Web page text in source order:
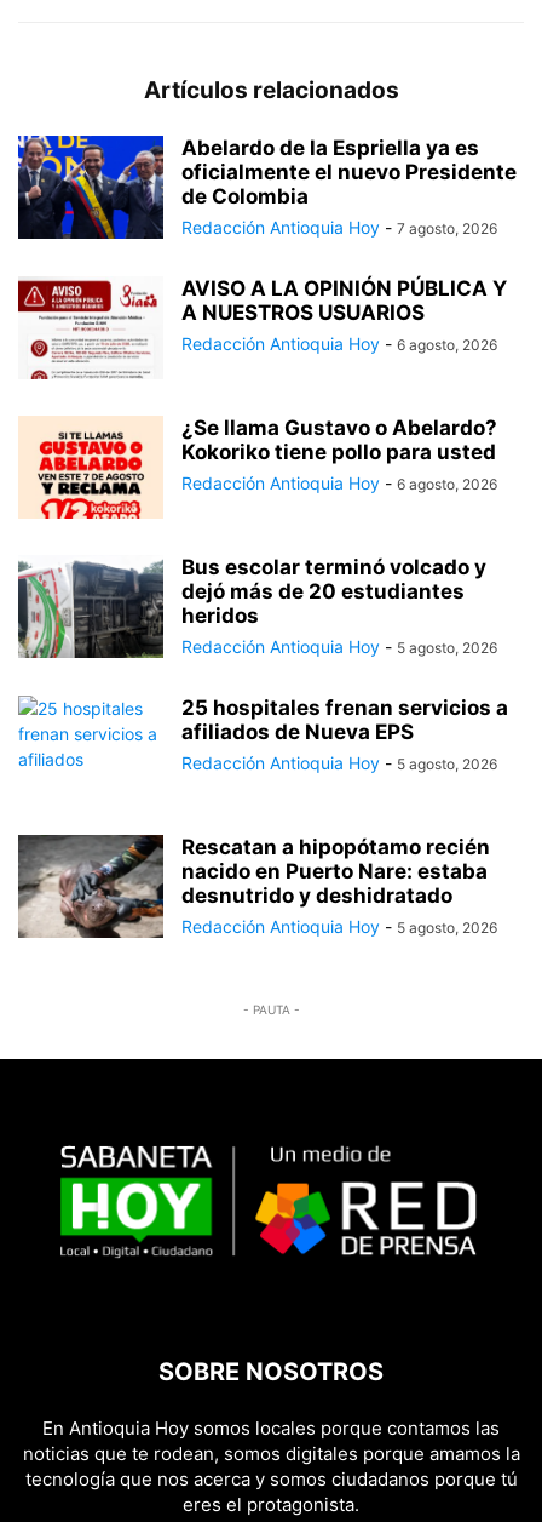
Artículos relacionados
Abelardo de la Espriella ya es
oficialmente el nuevo Presidente
de Colombia
Redacción Antioquia Hoy - 7 agosto, 2026
AVISO A LA OPINIÓN PÚBLICA Y
A NUESTROS USUARIOS
Redacción Antioquia Hoy - 6 agosto, 2026
¿Se llama Gustavo o Abelardo?
Kokoriko tiene pollo para usted
Redacción Antioquia Hoy - 6 agosto, 2026
Bus escolar terminó volcado y
dejó más de 20 estudiantes
heridos
Redacción Antioquia Hoy - 5 agosto, 2026
25 hospitales frenan servicios a
afiliados de Nueva EPS
Redacción Antioquia Hoy - 5 agosto, 2026
Rescatan a hipopótamo recién
nacido en Puerto Nare: estaba
desnutrido y deshidratado
Redacción Antioquia Hoy - 5 agosto, 2026
- PAUTA -
SOBRE NOSOTROS
En Antioquia Hoy somos locales porque contamos las
noticias que te rodean, somos digitales porque amamos la
tecnología que nos acerca y somos ciudadanos porque tú
eres el protagonista.